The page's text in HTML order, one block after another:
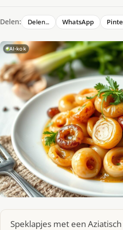
Delen: Delen… WhatsApp
AI-kok
Speklapjes met een